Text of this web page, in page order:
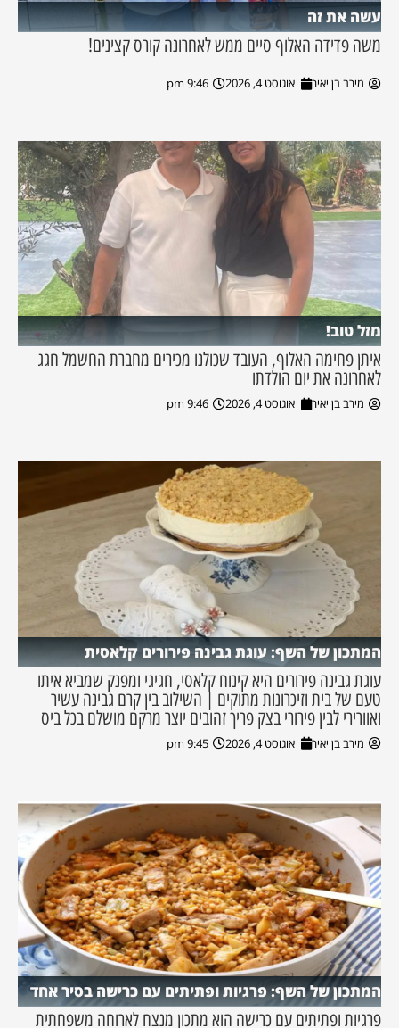
עשה את זה
משה פדידה האלוף סיים ממש לאחרונה קורס קצינים!
מירב בן יאיר אוגוסט 4, 2026 9:46 pm
מזל טוב!
איתן פחימה האלוף, העובד שכולנו מכירים מחברת החשמל חגג
לאחרונה את יום הולדתו
מירב בן יאיר אוגוסט 4, 2026 9:46 pm
המתכון של השף: עוגת גבינה פירורים קלאסית
עוגת גבינה פירורים היא קינוח קלאסי, חגיגי ומפנק שמביא איתו
טעם של בית וזיכרונות מתוקים | השילוב בין קרם גבינה עשיר
ואוורירי לבין פירורי בצק פריך זהובים יוצר מרקם מושלם בכל ביס
מירב בן יאיר אוגוסט 4, 2026 9:45 pm
המתכון של השף: פרגיות ופתיתים עם כרישה בסיר אחד
פרגיות ופתיתים עם כרישה הוא מתכון מנצח לארוחה משפחתית